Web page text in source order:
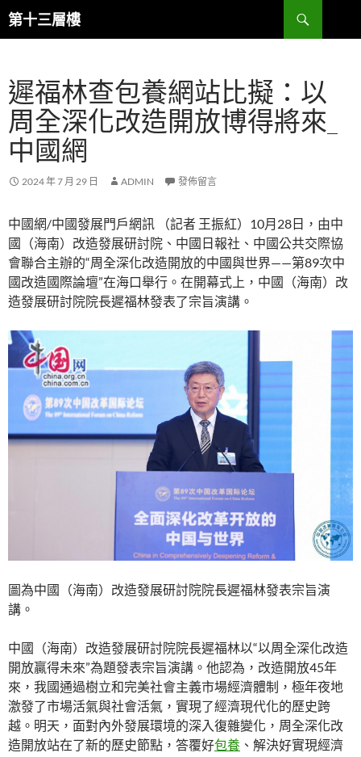
跳
至
內
容
第十三層樓
搜
尋
遲福林查包養網站比擬：以
周全深化改造開放博得將來_
中國網
2024 年 7 月 29 日 ADMIN 發佈留言
中國網/中國發展門戶網訊 （記者 王振紅）10月28日，由中
國（海南）改造發展研討院、中國日報社、中國公共交際協
會聯合主辦的“周全深化改造開放的中國與世界——第89次中
國改造國際論壇”在海口舉行。在開幕式上，中國（海南）改
造發展研討院院長遲福林發表了宗旨演講。
圖為中國（海南）改造發展研討院院長遲福林發表宗旨演
講。
中國（海南）改造發展研討院院長遲福林以“以周全深化改造
開放贏得未來”為題發表宗旨演講。他認為，改造開放45年
來，我國通過樹立和完美社會主義市場經濟體制，極年夜地
激發了市場活氣與社會活氣，實現了經濟現代化的歷史跨
越。明天，面對內外發展環境的深入復雜變化，周全深化改
造開放站在了新的歷史節點，答覆好包養 、解決好實現經濟